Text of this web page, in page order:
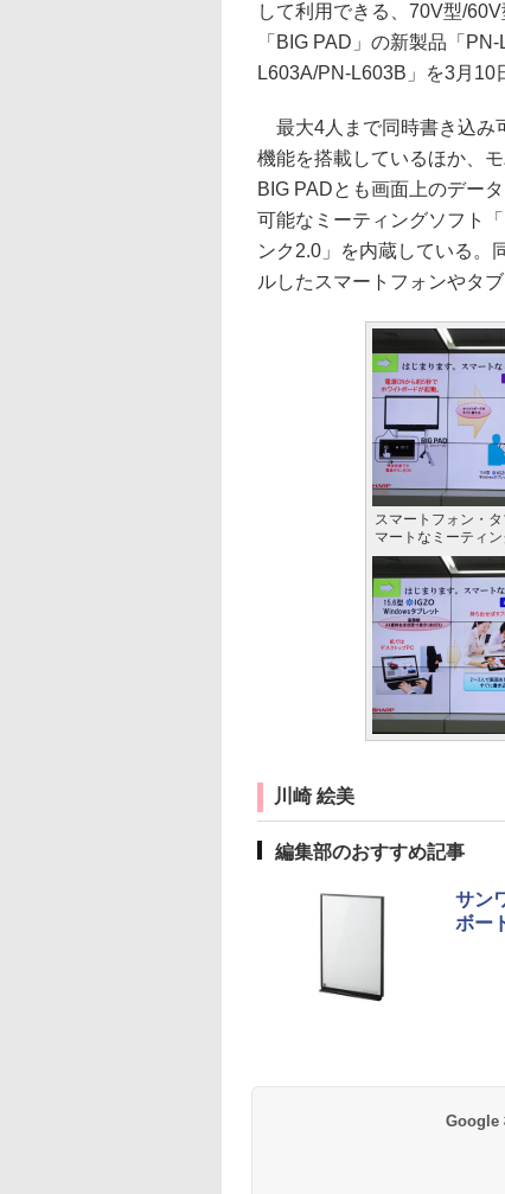
して利用できる、70V型/
「BIG PAD」の新製品「
L603A/PN-L603B」を3月10
最大4人まで同時書き込み
機能を搭載しているほか、
BIG PADとも画面上のデー
可能なミーティングソフト
ンク2.0」を内蔵している。
ルしたスマートフォンやタ
スマートフォン・
マートなミーティ
川崎 絵美
編集部のおすすめ記事
サン
ボー
Google